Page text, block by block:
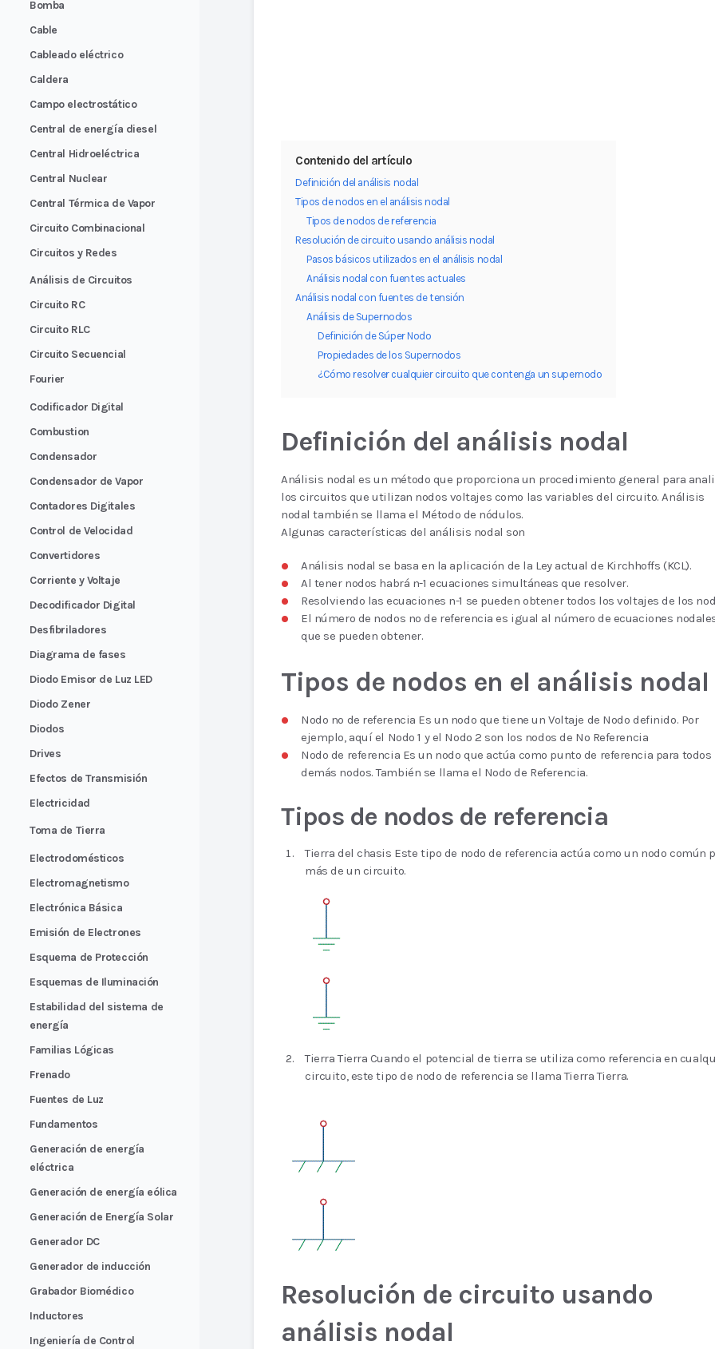
Bomba
Cable
Cableado eléctrico
Caldera
Campo electrostático
Central de energía diesel
Central Hidroeléctrica
Central Nuclear
Central Térmica de Vapor
Circuito Combinacional
Circuitos y Redes
Análisis de Circuitos
Circuito RC
Circuito RLC
Circuito Secuencial
Fourier
Codificador Digital
Combustion
Condensador
Condensador de Vapor
Contadores Digitales
Control de Velocidad
Convertidores
Corriente y Voltaje
Decodificador Digital
Desfibriladores
Diagrama de fases
Diodo Emisor de Luz LED
Diodo Zener
Diodos
Drives
Efectos de Transmisión
Electricidad
Toma de Tierra
Electrodomésticos
Electromagnetismo
Electrónica Básica
Emisión de Electrones
Esquema de Protección
Esquemas de Iluminación
Estabilidad del sistema de
energía
Familias Lógicas
Frenado
Fuentes de Luz
Fundamentos
Generación de energía
eléctrica
Generación de energía eólica
Generación de Energía Solar
Generador DC
Generador de inducción
Grabador Biomédico
Inductores
Ingeniería de Control
Contenido del artículo
Definición del análisis nodal
Tipos de nodos en el análisis nodal
Tipos de nodos de referencia
Resolución de circuito usando análisis nodal
Pasos básicos utilizados en el análisis nodal
Análisis nodal con fuentes actuales
Análisis nodal con fuentes de tensión
Análisis de Supernodos
Definición de Súper Nodo
Propiedades de los Supernodos
¿Cómo resolver cualquier circuito que contenga un supernodo
Definición del análisis nodal
Análisis nodal es un método que proporciona un procedimiento general para
los circuitos que utilizan nodos voltajes como las variables del circuito. Análisis
nodal también se llama el Método de nódulos.
Algunas características del análisis nodal son
Análisis nodal se basa en la aplicación de la Ley actual de Kirchhoffs (KCL).
Al tener nodos habrá n-1 ecuaciones simultáneas que resolver.
Resolviendo las ecuaciones n-1 se pueden obtener todos los voltajes de los
El número de nodos no de referencia es igual al número de ecuaciones
que se pueden obtener.
Tipos de nodos en el análisis nodal
Nodo no de referencia Es un nodo que tiene un Voltaje de Nodo definido. Por
ejemplo, aquí el Nodo 1 y el Nodo 2 son los nodos de No Referencia
Nodo de referencia Es un nodo que actúa como punto de referencia para todos
demás nodos. También se llama el Nodo de Referencia.
Tipos de nodos de referencia
Tierra del chasis Este tipo de nodo de referencia actúa como un nodo común
más de un circuito.
Tierra Tierra Cuando el potencial de tierra se utiliza como referencia en
circuito, este tipo de nodo de referencia se llama Tierra Tierra.
Resolución de circuito usando
análisis nodal